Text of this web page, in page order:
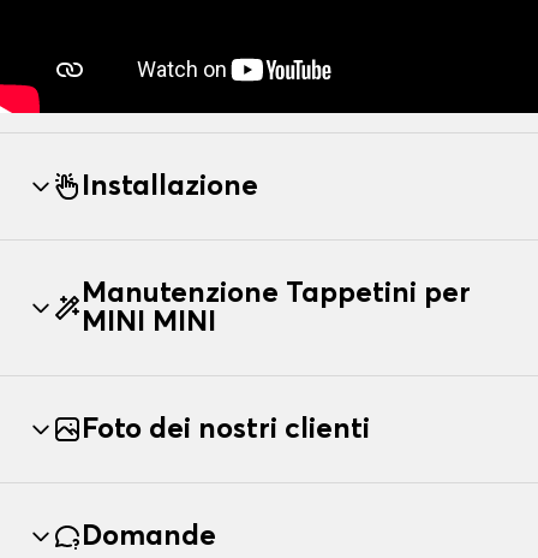
Installazione
Manutenzione Tappetini per
MINI MINI
Foto dei nostri clienti
Domande